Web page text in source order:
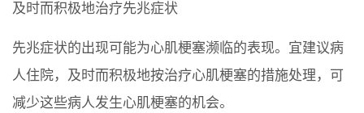
及时而积极地治疗先兆症状
先兆症状的出现可能为心肌梗塞濒临的表现。宜建议病
人住院，及时而积极地按治疗心肌梗塞的措施处理，可
减少这些病人发生心肌梗塞的机会。